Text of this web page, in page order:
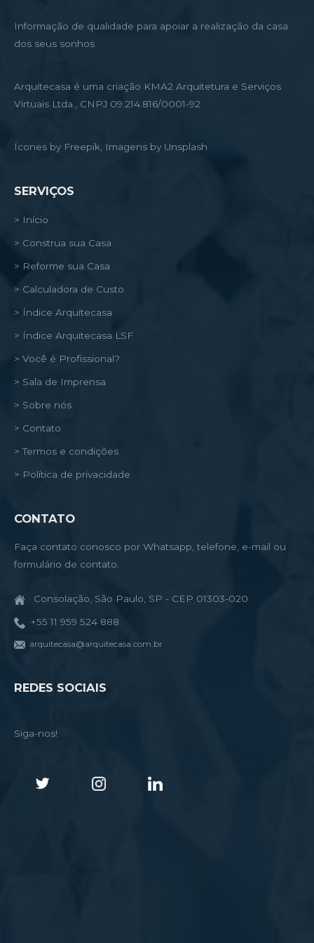
Informação de qualidade para apoiar a realização da casa
dos seus sonhos
Arquitecasa é uma criação KMA2 Arquitetura e Serviços
Virtuais Ltda., CNPJ 09.214.816/0001-92
Ícones by Freepik, Imagens by Unsplash
SERVIÇOS
> Início
> Construa sua Casa
> Reforme sua Casa
> Calculadora de Custo
> Índice Arquitecasa
> Índice Arquitecasa LSF
> Você é Profissional?
> Sala de Imprensa
> Sobre nós
> Contato
> Termos e condições
> Política de privacidade
CONTATO
Faça contato conosco por Whatsapp, telefone, e-mail ou
formulário de contato.
Consolação, São Paulo, SP - CEP 01303-020
+55 11 959 524 888
arquitecasa@arquitecasa.com.br
REDES SOCIAIS
Siga-nos!